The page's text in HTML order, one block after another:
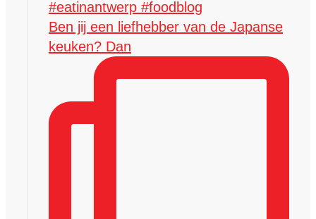
Ben jij een liefhebber van de Japanse
keuken? Dan